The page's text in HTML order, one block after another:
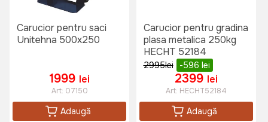
Carucior pentru saci
Unitehna 500x250
1999 lei
Art: 07150
Adaugă
Carucior pentru gradina
plasa metalica 250kg
HECHT 52184
2995lei -596 lei
2399 lei
Art: HECHT52184
Adaugă